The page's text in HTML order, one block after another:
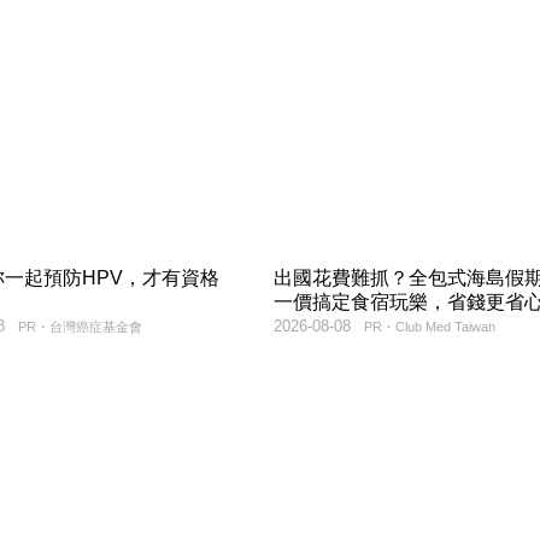
一起預防HPV，才有資格
PR・台灣癌症基金會
出國花費難抓？全包式海島假期
一價搞定食宿玩樂，省錢更省心
PR・Club Med Taiwan
2026-08-08